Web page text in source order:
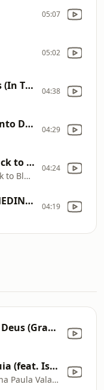
05:07
05:02
Na Presença dos Anjos (In The Presence of Angels 04:38
Gerson Rufino I Labirinto DVD O Cestinho [Clipe Oficial] [4iCX] 04:29
Ele vem (feat. Coral Back to Black) [4kiI]
Thalles Roberto, Coral Back to Black
04:24
NAZARENO **NIDIA MEDINA #Lançamento Clipe oficial * 2024* VL Music* [4iD5] 04:19
Ninguém Explica Deus (Gravado na Deezer, São Paulo)
Levanto um Aleluia (feat. Isaias Saad) [Ao Vivo]
Diante do Trono & Ana Paula Valadão